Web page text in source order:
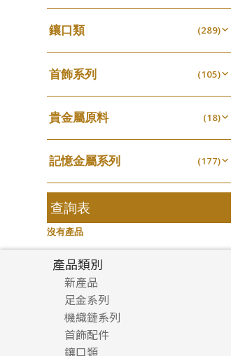
管狀網鏈 (11)
十字鏈系列 (56)
十字車花鏈系列 (48)
十字閃O鏈系列 (27)
十字錘打鏈系列 (17)
側身車花鏈系列 (8)
側身鏈系列
肖邦鏈系列 (14)
雙十字鏈系列 (4)
水波鏈系列
蛇骨鏈系列
鏈尾系列
盒子鏈系列
嘴唇鏈系列
竹節鏈系列
S車花鏈系列
耳環類配件 (341)
卷迫系列 (13)
螺絲迫系列 (15)
梅花迫系列 (19)
平臺迫系列 (74)
綫拍系列 (42)
美拍系列 (16)
耳針系列 (6)
耳環扣系列
耳綫/耳鈎系列
耳環爪頭
耳環
鏈類配件
調節珠系列
生圈扣系列
鴨俐制系列
字母吊墜
相盒吊墜 (11)
生肖吊墜
管扣系列
星座吊墜
水泡扣
其他類配件 (161)
珠盤系列 (16)
袖口鈕系列 (7)
焊片及鐳射綫 (2)
空心車花管 (19)
其他 (104)
無孔光身珠 (7)
無孔批花珠
空心批花珠 (22)
鑲口類 (289)
四爪頭系列 (20)
六爪頭系列 (41)
車花片 (35)
動感車花片 (20)
鑲口戒指 (16)
鑲口手鏈系列 (146)
首飾系列 (105)
手镯系列 (8)
戒指系列 (8)
空心耳環 (27)
空心车花管首饰链 (15)
空心手鐲系列 (8)
牛仔鏈
貴金屬原料 (18)
千足金 (18)
記憶金屬系列 (177)
記憶戒指 (30)
拉簧珠珠手鏈
記憶鈦手鐲
查詢表
沒有產品
產品類別
新產品
足金系列
足金配件
機織鏈系列
珠仔鏈
镶口链
首飾配件
耳環類配件
鑲口類